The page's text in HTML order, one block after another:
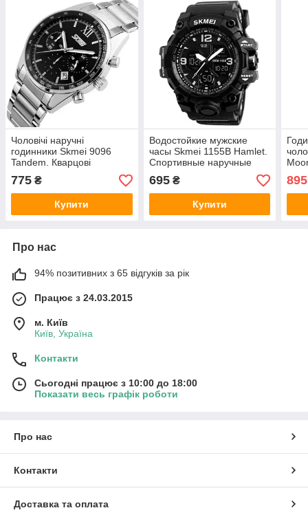
Чоловічі наручні
годинники Skmei 9096
Tandem. Кварцові
годинники з батарейкою
на сталевому браслеті,
хронограф
775 ₴
Купити
Водостойкие мужские
часы Skmei 1155B Hamlet.
Спортивные наручные
часы
695₴
Купити
895
Про нас
94% позитивних з 65 відгуків за рік
Працює з 24.03.2015
м. Київ
Київ, Україна
Контакти
Сьогодні працює з 10:00 до 18:00
Показати весь графік роботи
Про нас
Контакти
Доставка та оплата